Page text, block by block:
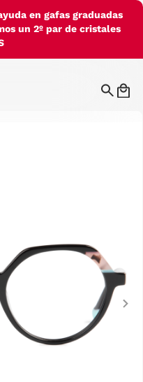
en gafas graduadas
un 2º par de cristales